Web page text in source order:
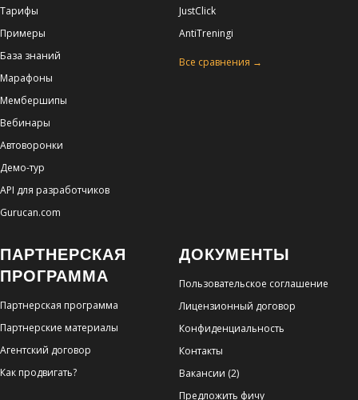
Тарифы
Примеры
База знаний
Марафоны
Мембершипы
Вебинары
Автоворонки
Демо-тур
API для разработчиков
Gurucan.com
JustClick
AntiTreningi
Все сравнения →
ПАРТНЕРСКАЯ
ПРОГРАММА
Партнерская программа
Партнерские материалы
Агентский договор
Как продвигать?
ДОКУМЕНТЫ
Пользовательское соглашение
Лицензионный договор
Конфиденциальность
Контакты
Вакансии (2)
Предложить фичу